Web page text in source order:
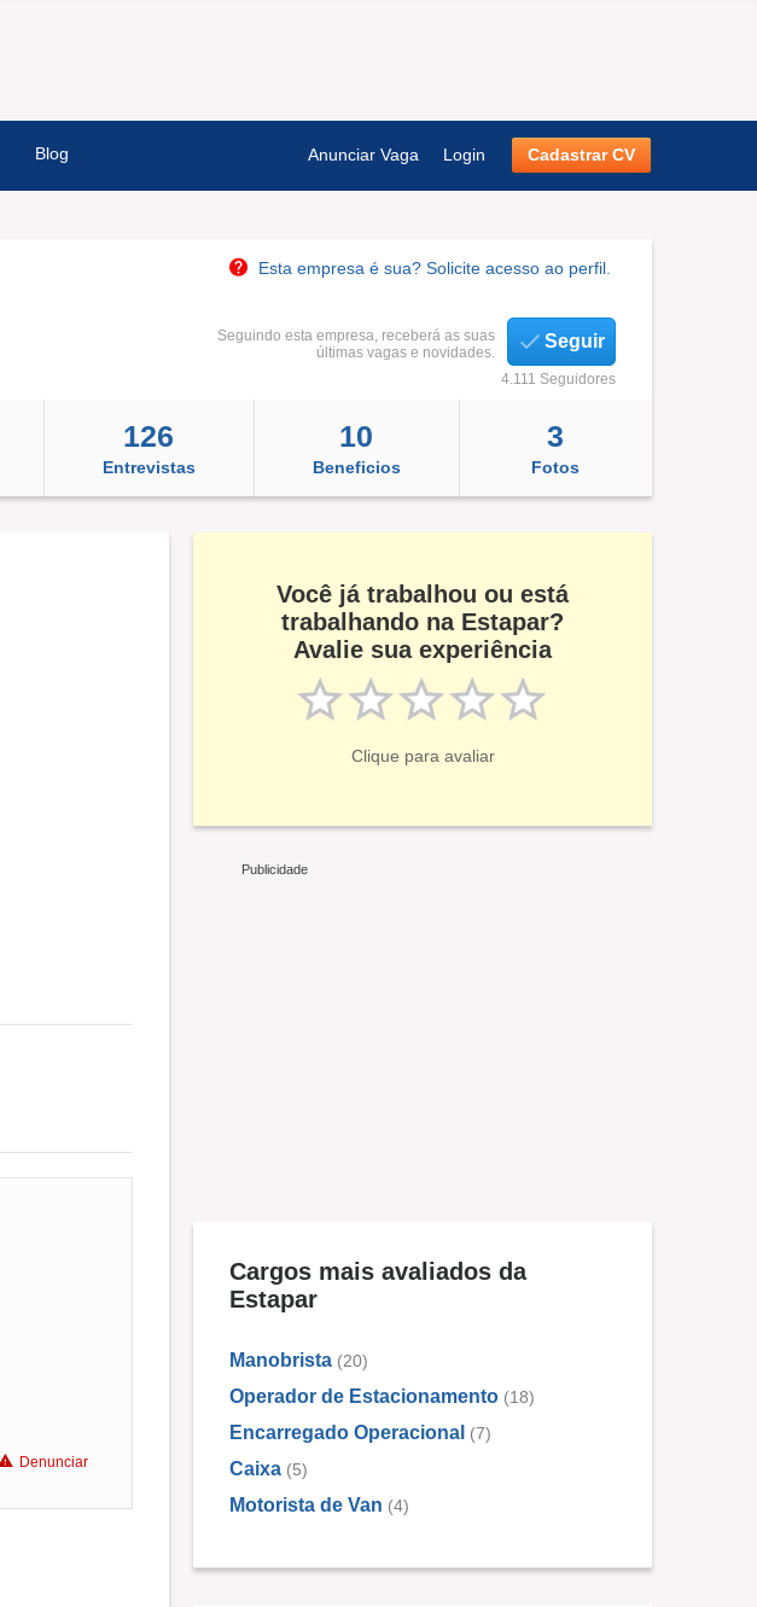
Blog Anunciar Vaga Login Cadastrar CV
Esta empresa é sua? Solicite acesso ao perfil.
Seguindo esta empresa, receberá as suas
últimas vagas e novidades.
Seguir
4.111 Seguidores
126
Entrevistas
10
Beneficios
3
Fotos
Denunciar
Você já trabalhou ou está
trabalhando na Estapar?
Avalie sua experiência
Clique para avaliar
Cargos mais avaliados da
Estapar
Manobrista (20)
Operador de Estacionamento (18)
Encarregado Operacional (7)
Caixa (5)
Motorista de Van (4)